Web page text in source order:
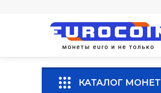
КАТАЛОГ МОНЕТ